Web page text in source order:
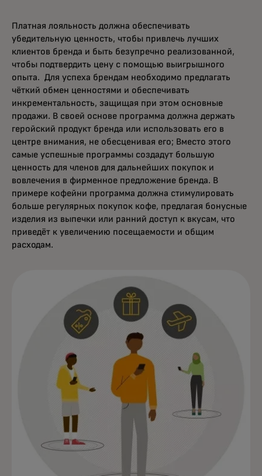
Платная лояльность должна обеспечивать
убедительную ценность, чтобы привлечь лучших
клиентов бренда и быть безупречно реализованной,
чтобы подтвердить цену с помощью выигрышного
опыта. Для успеха брендам необходимо предлагать
чёткий обмен ценностями и обеспечивать
инкрементальность, защищая при этом основные
продажи. В своей основе программа должна держать
геройский продукт бренда или использовать его в
центре внимания, не обесценивая его; Вместо этого
самые успешные программы создадут большую
ценность для членов для дальнейших покупок и
вовлечения в фирменное предложение бренда. В
примере кофейни программа должна стимулировать
больше регулярных покупок кофе, предлагая бонусные
изделия из выпечки или ранний доступ к вкусам, что
приведёт к увеличению посещаемости и общим
расходам.